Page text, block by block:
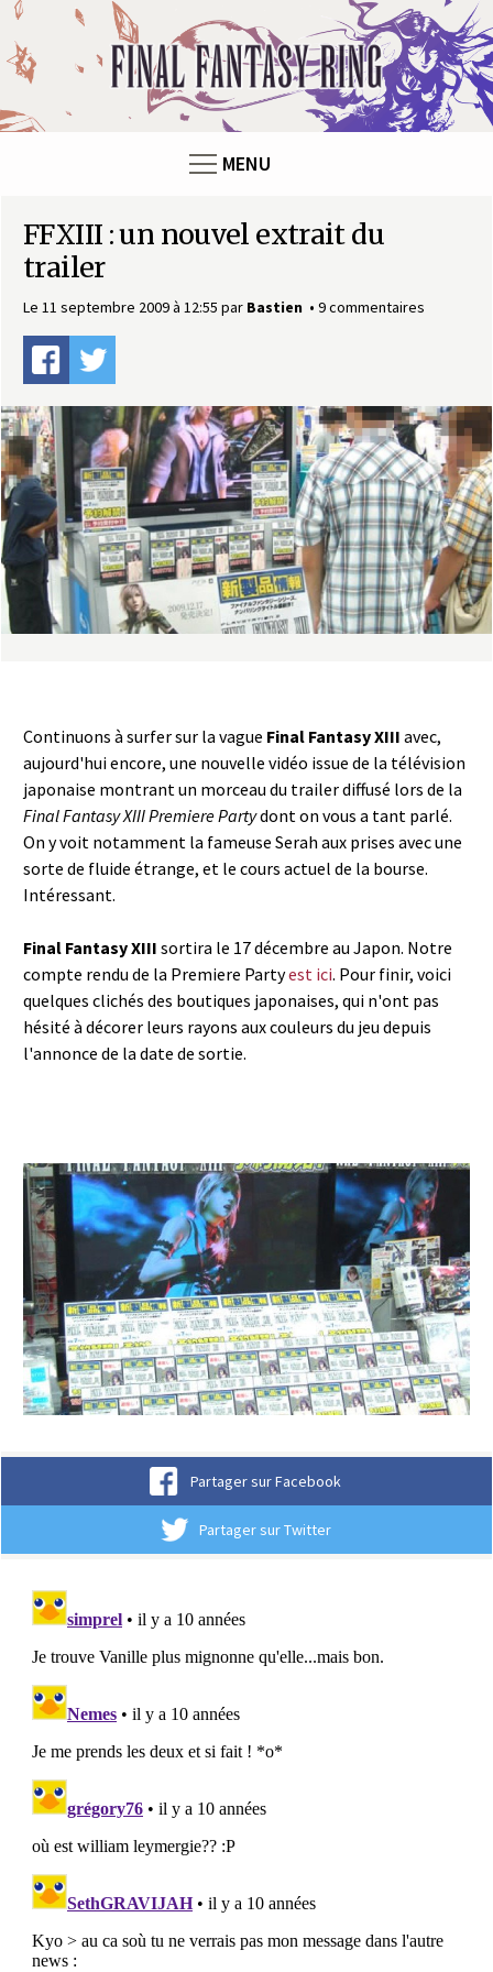
F
n
n
t
a
s
y
MENU
FFXIII : un nouvel extrait du
trailer
Le 11 septembre 2009 à 12:55 par Bastien 9 commentaires
Continuons à surfer sur la vague Final Fantasy XIII avec,
aujourd'hui encore, une nouvelle vidéo issue de la télévision
japonaise montrant un morceau du trailer diffusé lors de la
Final Fantasy XIII Premiere Partydont on vous a tant parlé.
On y voit notamment la fameuse Serah aux prises avec une
sorte de fluide étrange, et le cours actuel de la bourse.
Intéressant.
Final Fantasy XIII sortira le 17 décembre au Japon. Notre
compte rendu de la Premiere Partyest ici. Pour finir, voici
quelques clichés des boutiques japonaises, qui n'ont pas
hésité à décorer leurs rayons aux couleurs du jeu depuis
l'annonce de la date de sortie.
Partager sur Facebook
Partager sur Twitter
Panneau de gestion des cookies